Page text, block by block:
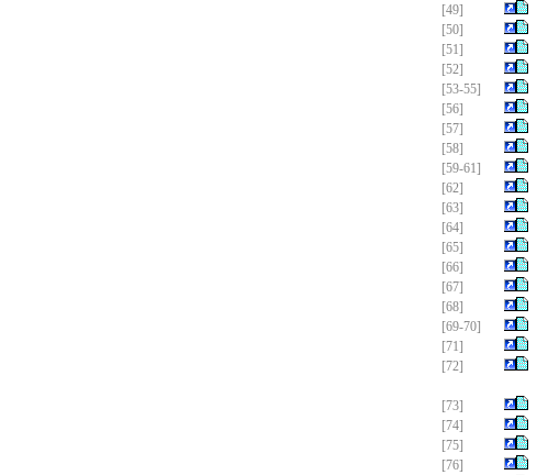
[49]
[50]
[51]
[52]
[53-55]
[56]
[57]
[58]
[59-61]
[62]
[63]
[64]
[65]
[66]
[67]
[68]
[69-70]
[71]
[72]
[73]
[74]
[75]
[76]